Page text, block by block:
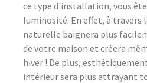
ce type d'installation, vous
luminosité. En effet, à travers
naturelle baignera plus
de votre maison et créera
hiver ! De plus,
intérieur sera plus attrayant